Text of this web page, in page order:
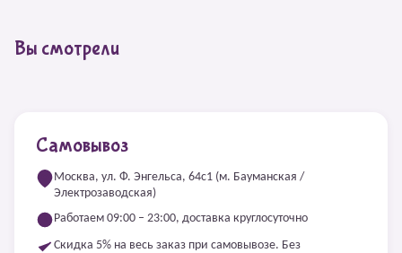
Вы смотрели
Самовывоз
Москва, ул. Ф. Энгельса, 64с1 (м. Бауманская /
Электрозаводская)
Работаем 09:00 – 23:00, доставка круглосуточно
Скидка 5% на весь заказ при самовывозе. Без